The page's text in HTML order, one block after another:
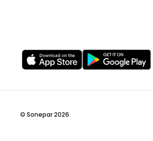
© Sonepar 2026